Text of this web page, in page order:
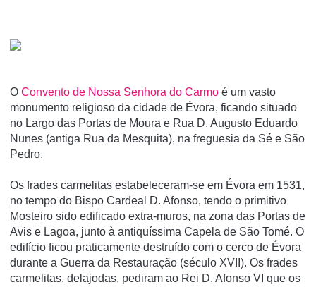
O Convento de Nossa Senhora do Carmo é um vasto
monumento religioso da cidade de Évora, ficando situado
no Largo das Portas de Moura e Rua D. Augusto Eduardo
Nunes (antiga Rua da Mesquita), na freguesia da Sé e São
Pedro.
Os frades carmelitas estabeleceram-se em Évora em 1531,
no tempo do Bispo Cardeal D. Afonso, tendo o primitivo
Mosteiro sido edificado extra-muros, na zona das Portas de
Avis e Lagoa, junto à antiquí­ssima Capela de São Tomé. O
edifí­cio ficou praticamente destruí­do com o cerco de Évora
durante a Guerra da Restauração (século XVII). Os frades
carmelitas, delajodas, pediram ao Rei D. Afonso VI que os